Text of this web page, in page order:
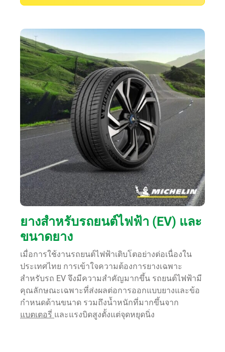
ยางสำหรับรถยนต์ไฟฟ้า (EV) และ
ขนาดยาง
เมื่อการใช้งานรถยนต์ไฟฟ้าเติบโตอย่างต่อเนื่องใน
ประเทศไทย การเข้าใจความต้องการยางเฉพาะ
สำหรับรถ EV จึงมีความสำคัญมากขึ้น รถยนต์ไฟฟ้ามี
คุณลักษณะเฉพาะที่ส่งผลต่อการออกแบบยางและข้อ
กำหนดด้านขนาด รวมถึงน้ำหนักที่มากขึ้นจาก
แบตเตอรี่ และแรงบิดสูงตั้งแต่จุดหยุดนิ่ง